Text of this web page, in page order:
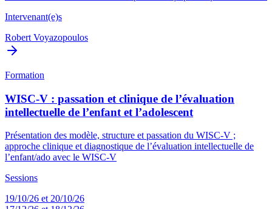
Intervenant(e)s
Robert Voyazopoulos
Formation
WISC-V : passation et clinique de l’évaluation
intellectuelle de l’enfant et l’adolescent
Présentation des modèle, structure et passation du WISC-V ;
approche clinique et diagnostique de l’évaluation intellectuelle de
l’enfant/ado avec le WISC-V
Sessions
19/10/26 et 20/10/26